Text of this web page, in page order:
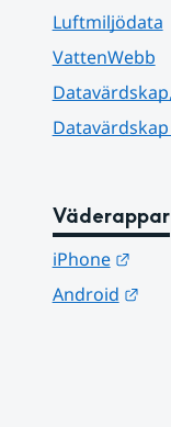
Luftmiljödata
VattenWebb
Väderappar
iPhone
Android